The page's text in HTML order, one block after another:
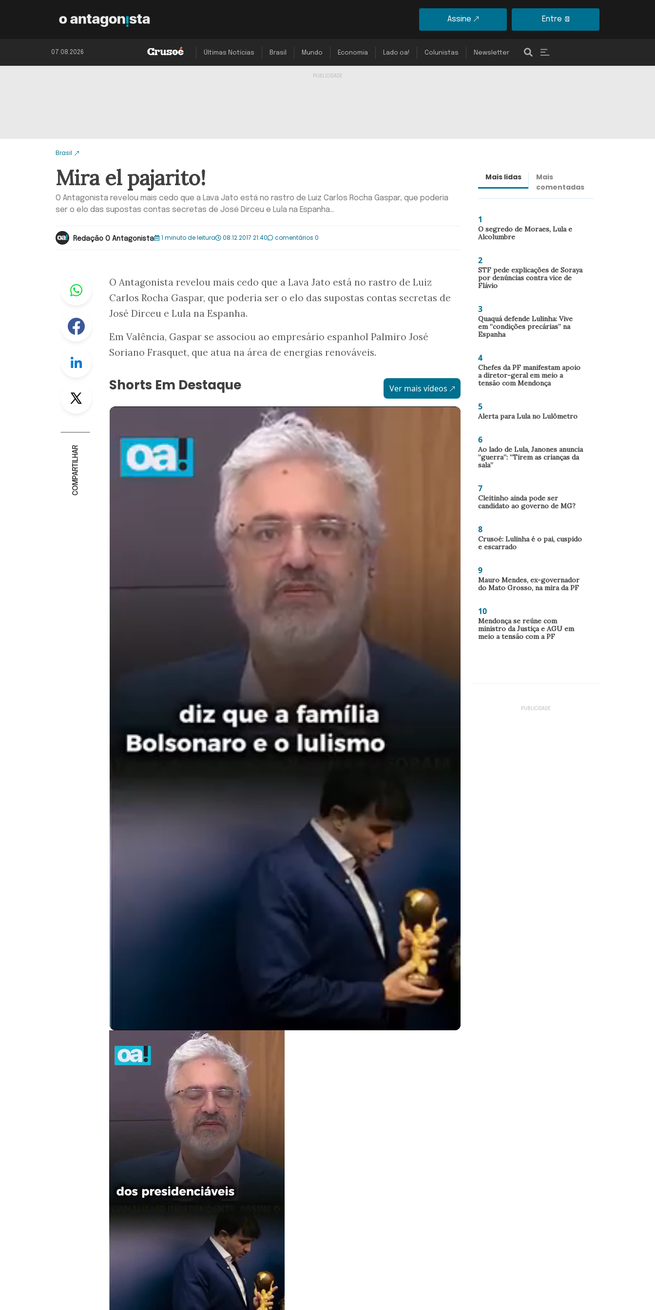
Assine Entre
07.08.2026 Últimas Notícias Brasil Mundo Economia Lado oa! Colunistas Newsletter
Brasil
Mira el pajarito!
O Antagonista revelou mais cedo que a Lava Jato está no rastro de Luiz Carlos Rocha Gaspar, que poderia
ser o elo das supostas contas secretas de José Dirceu e Lula na Espanha...
Redação O Antagonista 1 minuto de leitura 08.12.2017 21:40 comentários 0
Whastapp
Facebook
Linkedin
Twitter
COMPARTILHAR
O Antagonista revelou mais cedo que a Lava Jato está no rastro de Luiz
Carlos Rocha Gaspar, que poderia ser o elo das supostas contas secretas de
José Dirceu e Lula na Espanha.
Em Valência, Gaspar se associou ao empresário espanhol Palmiro José
Soriano Frasquet, que atua na área de energias renováveis.
Shorts Em Destaque Ver mais vídeos
Mais lidas
Mais
comentadas
1
O segredo de Moraes, Lula e
Alcolumbre
2
STF pede explicações de Soraya
por denúncias contra vice de
Flávio
3
Quaquá defende Lulinha: Vive
em “condições precárias” na
Espanha
4
Chefes da PF manifestam apoio
a diretor-geral em meio a
tensão com Mendonça
5
Alerta para Lula no Lulômetro
6
Ao lado de Lula, Janones anuncia
“guerra”: “Tirem as crianças da
sala”
7
Cleitinho ainda pode ser
candidato ao governo de MG?
8
Crusoé: Lulinha é o pai, cuspido
e escarrado
9
Mauro Mendes, ex-governador
do Mato Grosso, na mira da PF
10
Mendonça se reúne com
ministro da Justiça e AGU em
meio a tensão com a PF